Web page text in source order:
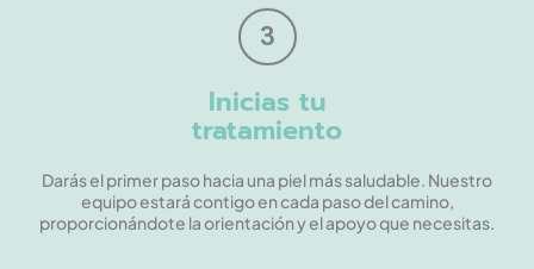
3
Inicias tu
tratamiento
Darás el primer paso hacia una piel más saludable. Nuestro
equipo estará contigo en cada paso del camino,
proporcionándote la orientación y el apoyo que necesitas.